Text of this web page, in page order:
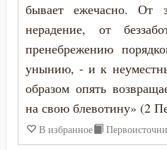
Гордость
Грех
Добродетель
Душа
Марк Подвижник
Петр Дамаскин
бывает ежечасно. От
нерадение, от
пренебрежению
унынию, - и к
образом опять
на свою блевотину» (2
В избранное